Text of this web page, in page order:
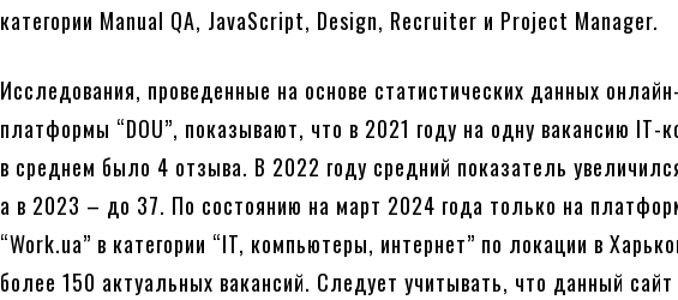
категории Manual QA, JavaScript, Design, Recruiter и Project Manager.
Исследования, проведенные на основе статистических данных
платформы “DOU”, показывают, что в 2021 году на одну вакансию IT-
в среднем было 4 отзыва. В 2022 году средний показатель
а в 2023 – до 37. По состоянию на март 2024 года только на
“Work.ua” в категории “IT, компьютеры, интернет” по локации в
более 150 актуальных вакансий. Следует учитывать, что данный